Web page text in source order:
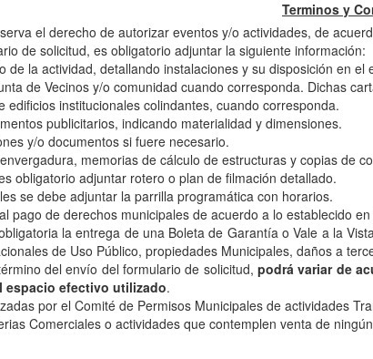
Terminos y
el derecho de autorizar eventos y/o actividades, de
de solicitud, es obligatorio adjuntar la siguiente información:
de la actividad, detallando instalaciones y su disposición en el
de Vecinos y/o comunidad cuando corresponda. Dichas
edificios institucionales colindantes, cuando corresponda.
publicitarios, indicando materialidad y dimensiones.
y/o documentos si fuere necesario.
memorias de cálculo de estructuras y copias de
obligatorio adjuntar rotero o plan de filmación detallado.
se debe adjuntar la parrilla programática con horarios.
pago de derechos municipales de acuerdo a lo establecido
la entrega de una Boleta de Garantía o Vale a la
de Uso Público, propiedades Municipales, daños a
del envío del formulario de solicitud, podrá variar de
efectivo utilizado.
por el Comité de Permisos Municipales de actividades
Comerciales o actividades que contemplen venta de